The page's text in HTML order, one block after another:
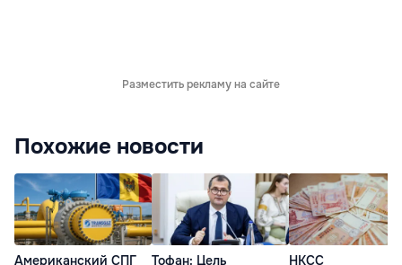
Разместить рекламу на сайте
Похожие новости
Американский СПГ
Тофан: Цель
НКСС